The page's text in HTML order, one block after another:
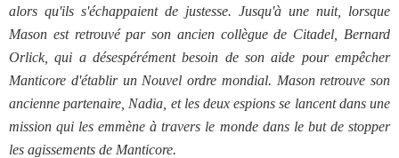
alors qu'ils s'échappaient de justesse. Jusqu'à une nuit, lorsque
Mason est retrouvé par son ancien collègue de Citadel, Bernard
Orlick, qui a désespérément besoin de son aide pour empêcher
Manticore d'établir un Nouvel ordre mondial. Mason retrouve son
ancienne partenaire, Nadia, et les deux espions se lancent dans une
mission qui les emmène à travers le monde dans le but de stopper
les agissements de Manticore.